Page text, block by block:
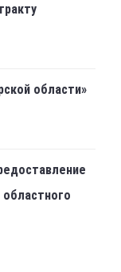
области»
областного